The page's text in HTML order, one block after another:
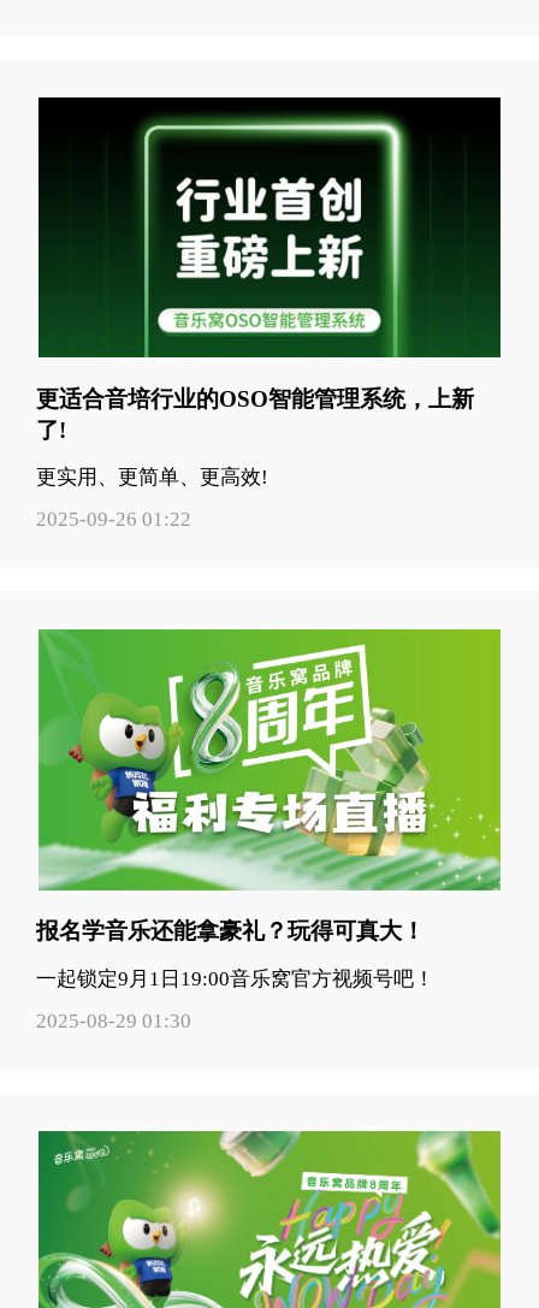
更适合音培行业的OSO智能管理系统，上新
了!
更实用、更简单、更高效!
2025-09-26 01:22
报名学音乐还能拿豪礼？玩得可真大！
一起锁定9月1日19:00音乐窝官方视频号吧！
2025-08-29 01:30